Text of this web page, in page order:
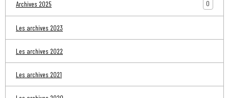
Archives 2025 0
Les archives 2023
Les archives 2022
Les archives 2021